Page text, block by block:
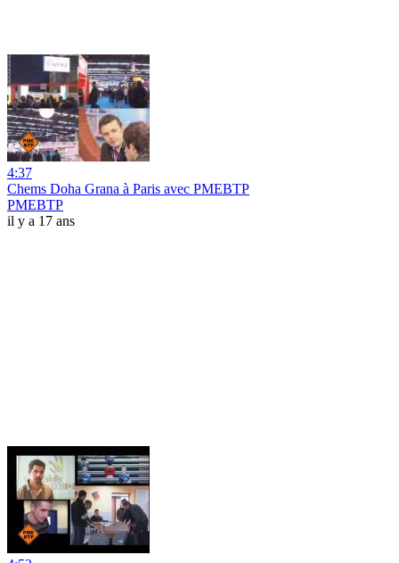
4:37
Chems Doha Grana à Paris avec PMEBTP
PMEBTP
il y a 17 ans